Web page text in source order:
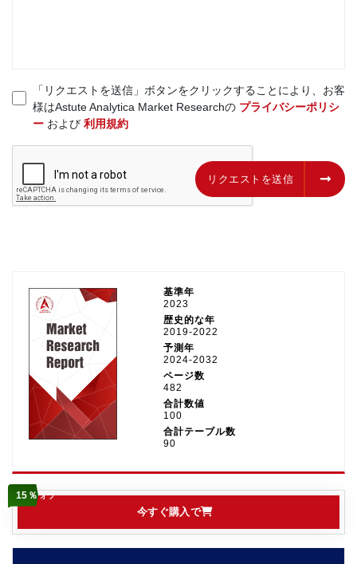
「リクエストを送信」ボタンをクリックすることにより、お客
様はAstute Analytica Market Researchの プライバシーポリシ
ーおよび 利用規約
リクエストを送信 リクエストを送信
基準年
2023
歴史的な年
2019-2022
予測年
2024-2032
ページ数
482
合計数値
100
合計テーブル数
90
今すぐ購入で
15％オフ